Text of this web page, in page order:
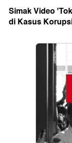
Simak Video
di Kasus